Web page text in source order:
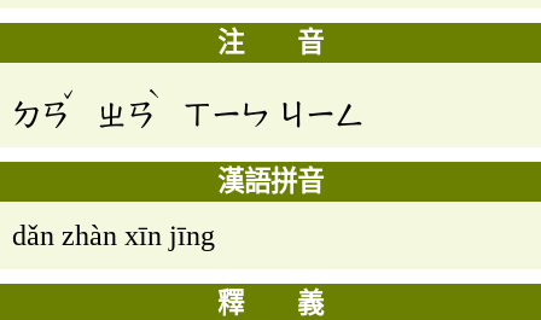
注 音
ㄉㄢ
ˇ
ㄓㄢ
ˋ
ㄒㄧㄣ ㄐㄧㄥ
漢語拼音
dǎn zhàn xīn jīng
釋 義